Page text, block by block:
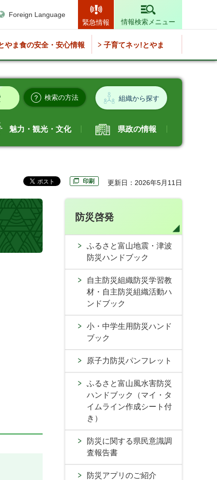
Foreign Language
緊急情報
情報検索メニュー
やま食の安全・安心情報 子育てネッ!とやま
検索の方法 組織から探す
魅力・観光・文化 県政の情報
印刷 更新日：2026年5月11日
防災啓発
ふるさと富山地震・津波
防災ハンドブック
自主防災組織防災学習教
材・自主防災組織活動ハ
ンドブック
小・中学生用防災ハンド
ブック
原子力防災パンフレット
ふるさと富山風水害防災
ハンドブック（マイ・タ
イムライン作成シート付
き）
防災に関する県民意識調
査報告書
防災アプリのご紹介